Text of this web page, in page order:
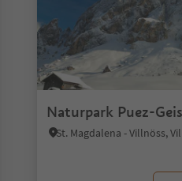
Naturpark Puez-